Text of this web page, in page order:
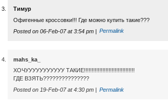
Тимур
Офигенные кроссовки!!! Где можно купить такие???
Posted on 06-Feb-07 at 3:54 pm | Permalink
mahs_ka_
ХОЧУУУУУУУУУУУ ТАКИЕ!!!!!!!!!!!!!!!!!!!!!!!!!!!!!!!!!
ГДЕ ВЗЯТЬ???????????????
Posted on 19-Feb-07 at 4:30 pm | Permalink